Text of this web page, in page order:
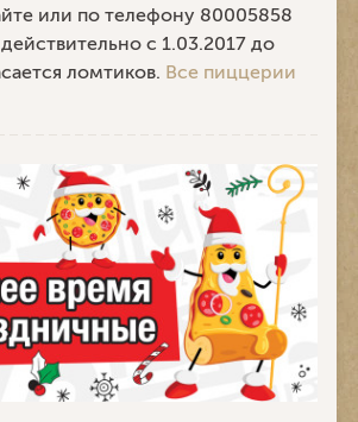
или по телефону 80005858
с 1.03.2017 до
ломтиков. Все пиццерии